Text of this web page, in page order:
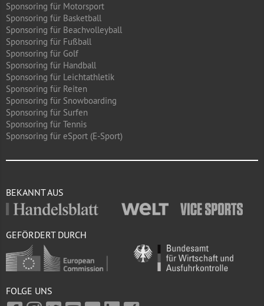
Sponsoring für Motorsport
Sponsoring für Basketball
Sponsoring für Beachvolleyball
Sponsoring für Fußball
Sponsoring für Golf
Sponsoring für Handball
Sponsoring für Leichtathletik
Sponsoring für Reiten
Sponsoring für Snowboarding
Sponsoring für Surfen
Sponsoring für Tennis
Sponsoring für eSport (E-Sport)
BEKANNT AUS
GEFÖRDERT DURCH
FOLGE UNS